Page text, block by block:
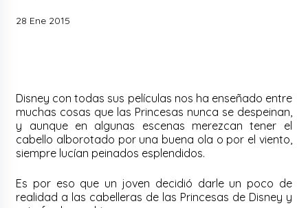
28 Ene 2015
Disney con todas sus películas nos ha enseñado entre
muchas cosas que las Princesas nunca se despeinan,
y aunque en algunas escenas merezcan tener el
cabello alborotado por una buena ola o por el viento,
siempre lucían peinados esplendidos.
Es por eso que un joven decidió darle un poco de
realidad a las cabelleras de las Princesas de Disney y